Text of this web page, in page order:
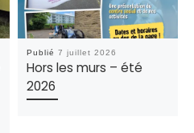
Publié7 juillet 2026
Hors les murs – été
2026